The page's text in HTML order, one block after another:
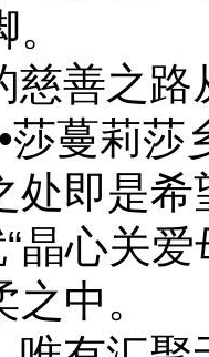
善之路
莎蔓莉莎
处即是
晶心关
中。